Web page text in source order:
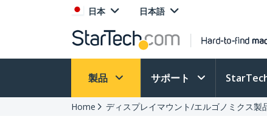
日本 日本語
製品 サポート
Home ディスプレイマウント/エルゴノミクス製